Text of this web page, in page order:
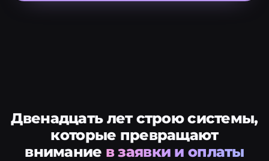
Двенадцать лет строю системы,
которые превращают
внимание в заявки и оплаты